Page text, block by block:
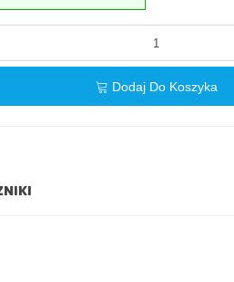
Dodaj Do Koszyka